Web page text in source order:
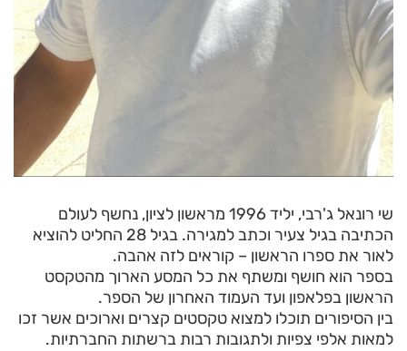
שי רונאל ג'רבי, יליד 1996 מראשון לציון, נחשף לעולם
הכתיבה בגיל צעיר וכתב למגירה. בגיל 28 החליט להוציא
לאור את ספרו הראשון – קוראים לזה אהבה.
בספר הוא חושף ומשתף את כל המסע הארוך מהטקסט
הראשון בפלאפון ועד העמוד האחרון של הספר.
בין הסיפורים תוכלו למצוא טקסטים קצרים וארוכים אשר זכו
למאות אלפי צפיות ולתגובות רבות ברשתות החברתיות.